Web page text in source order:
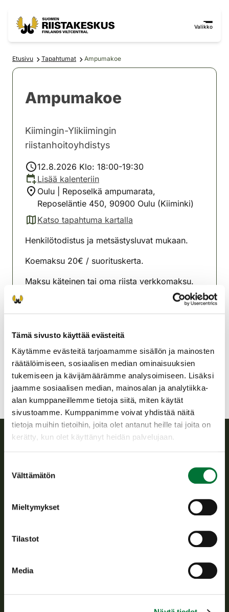
Tämä sivusto käyttää evästeitä
Käytämme evästeitä tarjoamamme sisällön ja mainosten
räätälöimiseen, sosiaalisen median ominaisuuksien
tukemiseen ja kävijämäärämme analysoimiseen. Lisäksi
jaamme sosiaalisen median, mainosalan ja analytiikka-
alan kumppaneillemme tietoja siitä, miten käytät
sivustoamme. Kumppanimme voivat yhdistää näitä
tietoja muihin tietoihin, joita olet antanut heille tai joita on
kerätty, kun olet käyttänyt heidän palvelujaan.
valinta
Välttämätön
Mieltymykset
Tilastot
Media
Valikko
Etusivu Tapahtumat Ampumakoe
Ampumakoe
Kiimingin-Ylikiimingin
riistanhoitoyhdistys
12.8.2026 Klo: 18:00-19:30
Lisää kalenteriin
Oulu | Reposelkä ampumarata,
Reposeläntie 450, 90900 Oulu (Kiiminki)
Katso tapahtuma kartalla
(avautuu uuteen välilehteen)
Henkilötodistus ja metsästysluvat mukaan.
Koemaksu 20€ / suorituskerta.
Maksu käteinen tai oma riista verkkomaksu.
Oulu
0400-166780
kiiminki-ylikiiminki@rhy.riista.fi
Suomen riistakeskus edistää kestävää riistataloutta, tukee
toimeenpanosta sekä vastaa sille säädetyistä julkisista
hallintotehtävistä.